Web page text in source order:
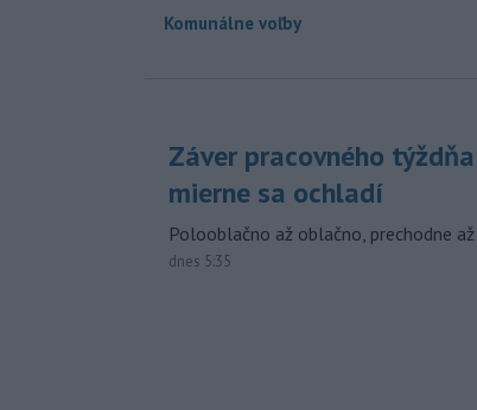
Komunálne voľby
Záver pracovného
mierne sa ochladí
Polooblačno až oblačno, prechodne
dnes 5:35